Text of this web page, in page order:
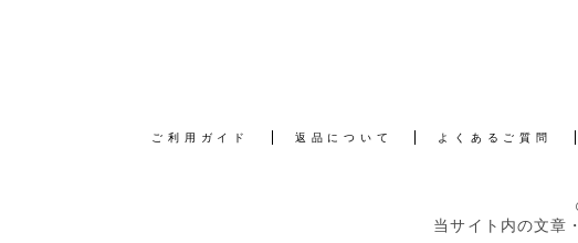
ご利用ガイド 返品について よくあるご質問
当サイト内の文章